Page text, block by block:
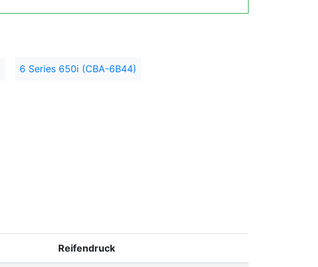
6 Series 650i (CBA-6B44)
Reifendruck